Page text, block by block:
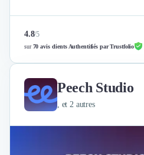
4.8/5
sur70 avis clients Authentifiés par Trustfolio
Peech Studio
, et 2 autres